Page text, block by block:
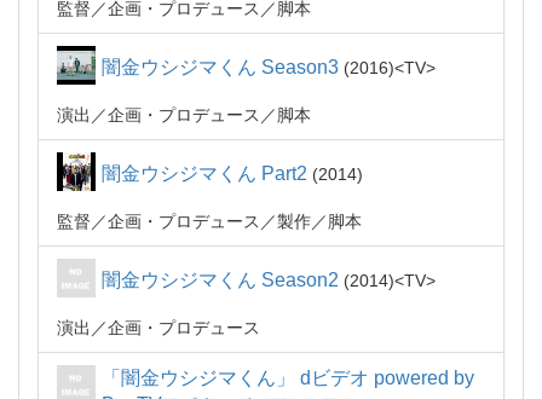
監督 企画・プロデュース 脚本
闇金ウシジマくん Season3 2016 TV
演出 企画・プロデュース 脚本
闇金ウシジマくん Part2 2014
監督 企画・プロデュース 製作 脚本
闇金ウシジマくん Season2 2014 TV
演出 企画・プロデュース
「闇金ウシジマくん」 dビデオ powered by